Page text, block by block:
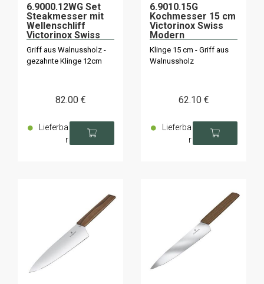
6.9000.12WG Set
Steakmesser mit
Wellenschliff
Victorinox Swiss
Modern 12cm
Griff aus Walnussholz -
gezahnte Klinge 12cm
82.00 €
Lieferba
r
6.9010.15G
Kochmesser 15 cm
Victorinox Swiss
Modern
Walnussholz
Klinge 15 cm - Griff aus
Walnussholz
62.10 €
Lieferba
r